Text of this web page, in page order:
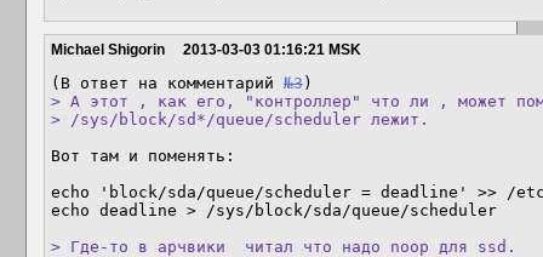
Michael Shigorin 2013-03-03 01:16:21 MSK
(В ответ на комментарий №3
> А этот , как его, "контроллер" что ли , может
> /sys/block/sd*/queue/scheduler лежит.
Вот там и поменять:
echo 'block/sda/queue/scheduler = deadline' >> /
echo deadline > /sys/block/sda/queue/scheduler
> Где-то в арчвики  читал что надо noop для ssd.